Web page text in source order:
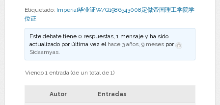
Etiquetado: Imperial毕业证W/Q1986543008定做帝国理工学院学
位证
Este debate tiene 0 respuestas, 1 mensaje y ha sido
actualizado por última vez el hace 3 años, 9 meses por
Sidaamyas.
Viendo 1 entrada (de un total de 1)
Autor Entradas